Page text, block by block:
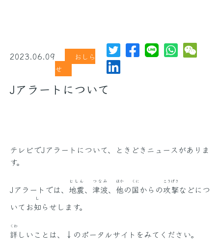
2023.06.09
おしら
せ
Jアラートについて
テレビでJアラートについて、ときどきニュースがありま
す。
Jアラートでは、 地震
じしん
、 津波
つなみ
、 他
ほか
の国
くに
からの攻撃
こうげき
などにつ
いてお知
し
らせします。
詳
くわ
しいことは、↓のポータルサイトをみてください。